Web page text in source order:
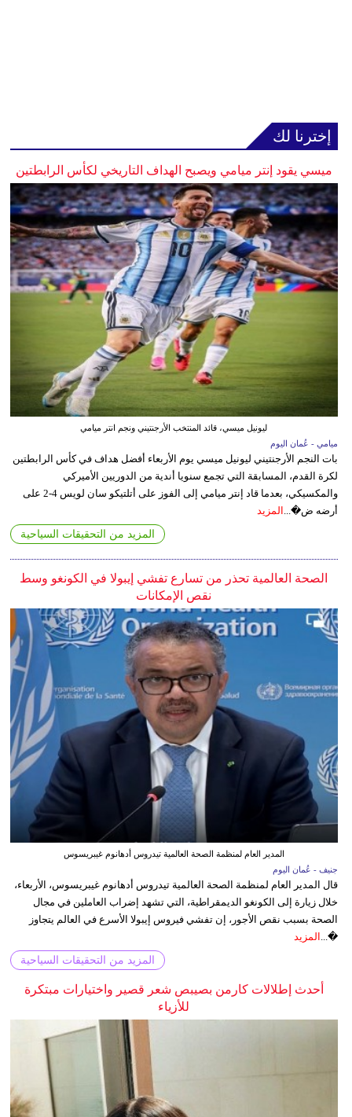
إخترنا لك
ميسي يقود إنتر ميامي ويصبح الهداف التاريخي لكأس الرابطتين
ليونيل ميسي، قائد المنتخب الأرجنتيني ونجم انتر ميامي
ميامي - عُمان اليوم
بات النجم الأرجنتيني ليونيل ميسي يوم الأربعاء أفضل هداف في كأس الرابطتين
لكرة القدم، المسابقة التي تجمع سنويا أندية من الدوريين الأميركي
والمكسيكي، بعدما قاد إنتر ميامي إلى الفوز على أتلتيكو سان لويس 4-2 على
أرضه ض�... المزيد
المزيد من التحقيقات السياحية
الصحة العالمية تحذر من تسارع تفشي إيبولا في الكونغو وسط
نقص الإمكانات
المدير العام لمنظمة الصحة العالمية تيدروس أدهانوم غيبريسوس
جنيف - عُمان اليوم
قال المدير العام لمنظمة الصحة العالمية تيدروس أدهانوم غيبريسوس، الأربعاء،
خلال زيارة إلى الكونغو الديمقراطية، التي تشهد إضراب العاملين في مجال
الصحة بسبب نقص الأجور، إن تفشي فيروس إيبولا الأسرع في العالم يتجاوز
�... المزيد
المزيد من التحقيقات السياحية
أحدث إطلالات كارمن بصيبص شعر قصير واختيارات مبتكرة
للأزياء